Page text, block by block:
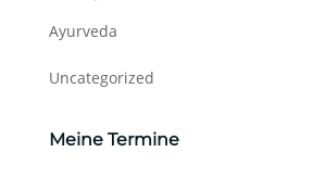
Ayurveda
Uncategorized
Meine Termine